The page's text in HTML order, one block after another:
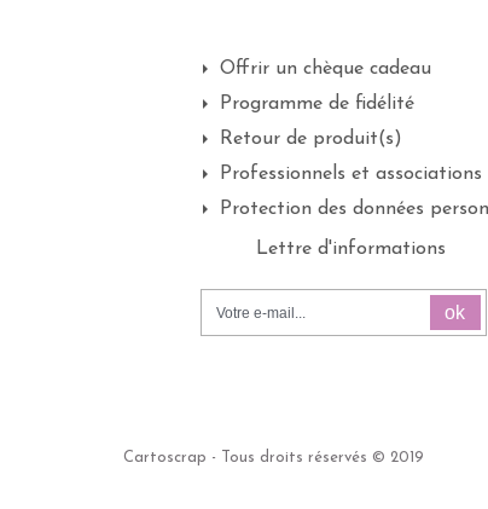
Offrir un chèque cadeau
Programme de fidélité
Retour de produit(s)
Professionnels et associations
Protection des données
Lettre d'informations
ok
Cartoscrap - Tous droits réservés © 2019